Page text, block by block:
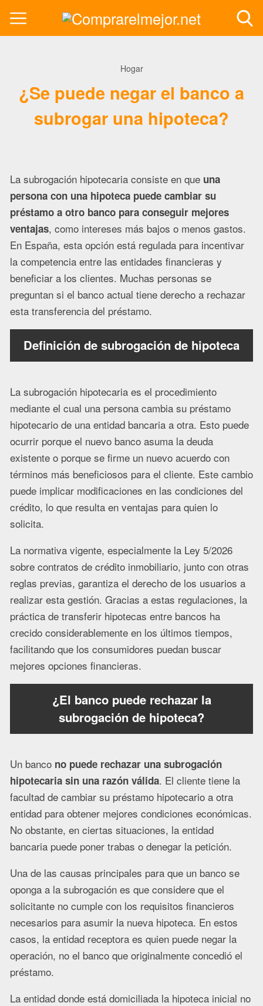
Hogar
¿Se puede negar el banco a
subrogar una hipoteca?
La subrogación hipotecaria consiste en que una
persona con una hipoteca puede cambiar su
préstamo a otro banco para conseguir mejores
ventajas, como intereses más bajos o menos gastos.
En España, esta opción está regulada para incentivar
la competencia entre las entidades financieras y
beneficiar a los clientes. Muchas personas se
preguntan si el banco actual tiene derecho a rechazar
esta transferencia del préstamo.
Definición de subrogación de hipoteca
La subrogación hipotecaria es el procedimiento
mediante el cual una persona cambia su préstamo
hipotecario de una entidad bancaria a otra. Esto puede
ocurrir porque el nuevo banco asuma la deuda
existente o porque se firme un nuevo acuerdo con
términos más beneficiosos para el cliente. Este cambio
puede implicar modificaciones en las condiciones del
crédito, lo que resulta en ventajas para quien lo
solicita.
La normativa vigente, especialmente la Ley 5/2026
sobre contratos de crédito inmobiliario, junto con otras
reglas previas, garantiza el derecho de los usuarios a
realizar esta gestión. Gracias a estas regulaciones, la
práctica de transferir hipotecas entre bancos ha
crecido considerablemente en los últimos tiempos,
facilitando que los consumidores puedan buscar
mejores opciones financieras.
¿El banco puede rechazar la
subrogación de hipoteca?
Un banco no puede rechazar una subrogación
hipotecaria sin una razón válida. El cliente tiene la
facultad de cambiar su préstamo hipotecario a otra
entidad para obtener mejores condiciones económicas.
No obstante, en ciertas situaciones, la entidad
bancaria puede poner trabas o denegar la petición.
Una de las causas principales para que un banco se
oponga a la subrogación es que considere que el
solicitante no cumple con los requisitos financieros
necesarios para asumir la nueva hipoteca. En estos
casos, la entidad receptora es quien puede negar la
operación, no el banco que originalmente concedió el
préstamo.
La entidad donde está domiciliada la hipoteca inicial no